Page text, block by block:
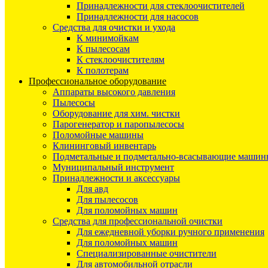
Принадлежности для стеклоочистителей
Принадлежности для насосов
Средства для очистки и ухода
К минимойкам
К пылесосам
К стеклоочистителям
К полотерам
Профессиональное оборудование
Аппараты высокого давления
Пылесосы
Оборудование для хим. чистки
Парогенератор и паропылесосы
Поломойные машины
Клининговый инвентарь
Подметальные и подметально-всасывающие
Муниципальный инструмент
Принадлежности и аксессуары
Для авд
Для пылесосов
Для поломойных машин
Средства для профессиональной очистки
Для ежедневной уборки ручного применения
Для поломойных машин
Специализированные очистители
Для автомобильной отрасли